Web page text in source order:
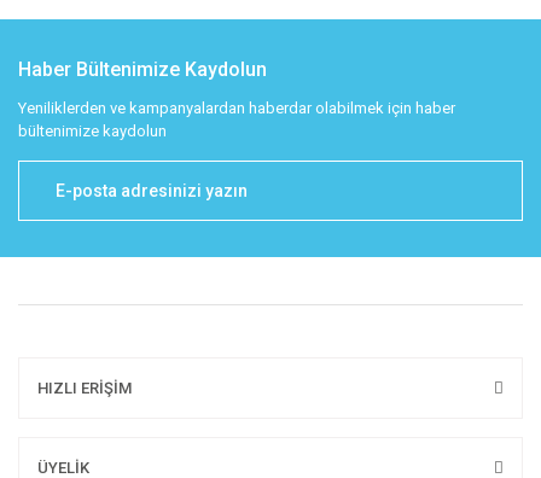
Haber Bültenimize Kaydolun
Yeniliklerden ve kampanyalardan haberdar olabilmek için haber
bültenimize kaydolun
HIZLI ERİŞİM
ÜYELİK